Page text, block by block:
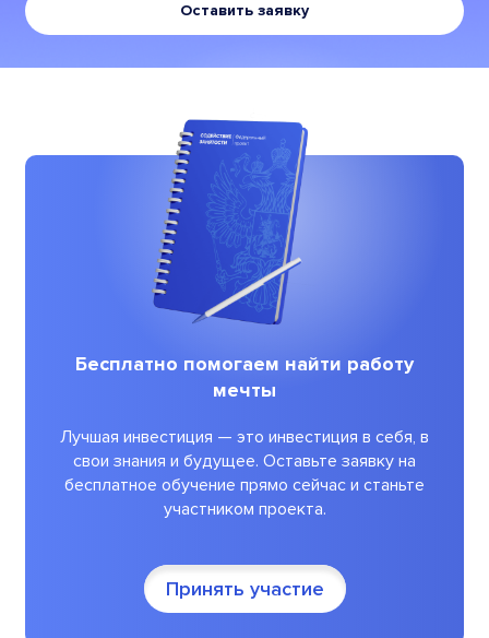
Оставить заявку
Бесплатно помогаем найти работу
мечты
Лучшая инвестиция — это инвестиция в себя, в
свои знания и будущее. Оставьте заявку на
бесплатное обучение прямо сейчас и станьте
участником проекта.
Принять участие